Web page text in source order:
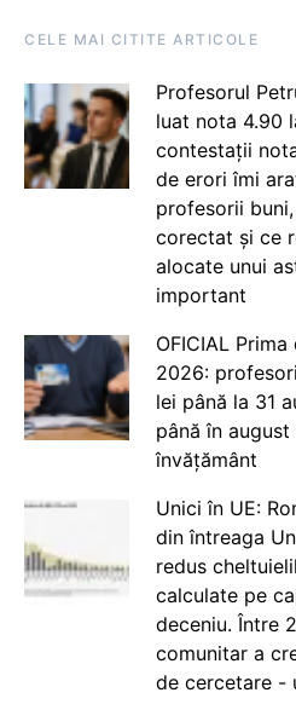
CELE MAI CITITE ARTICOLE
Profesorul
luat nota 4.90
contestații
de erori îmi
profesorii
corectat și ce
alocate unui
important
OFICIAL
2026:
lei până la 31
până în
învățământ
Unici în UE:
din întreaga
redus
calculate pe
deceniu. Între
comunitar a
de cercetare -